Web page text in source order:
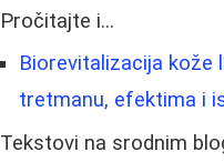
Pročitajte i...
Biorevitalizacija kože
tretmanu, efektima i
Tekstovi na srodnim